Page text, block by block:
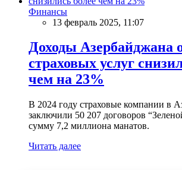
Финансы
13 февраль 2025, 11:07
Доходы Азербайджана
страховых услуг
чем на 23%
В 2024 году страховые компании в
заключили 50 207 договоров
сумму 7,2 миллиона манатов.
Читать далее